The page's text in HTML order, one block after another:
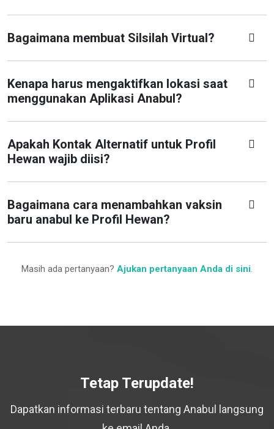
Bagaimana membuat Silsilah Virtual?
Kenapa harus mengaktifkan lokasi saat
menggunakan Aplikasi Anabul?
Apakah Kontak Alternatif untuk Profil
Hewan wajib diisi?
Bagaimana cara menambahkan vaksin
baru anabul ke Profil Hewan?
Masih ada pertanyaan? Ajukan pertanyaan Anda di sini.
Tetap Terupdate!
Dapatkan informasi terbaru tentang Anabul langsung